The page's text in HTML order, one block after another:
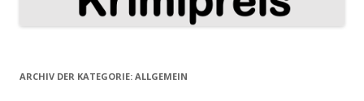
ARCHIV DER KATEGORIE: ALLGEMEIN